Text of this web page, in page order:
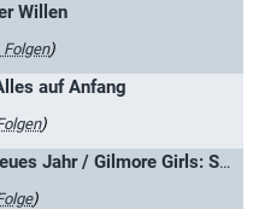
Willen
Folgen)
auf Anfang
)
Gilmore Girls: Ein neues Jahr / Gilmore Girls: Seasons
)